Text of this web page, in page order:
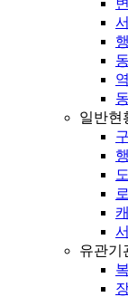
일반현
유관기